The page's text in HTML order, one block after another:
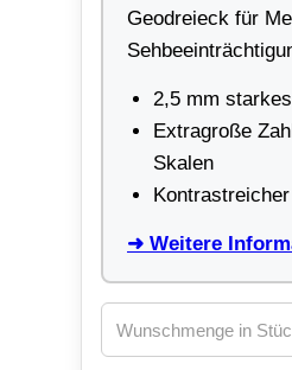
Geodreieck für
2,5 mm
Extragroße
Skalen
➜ Weitere